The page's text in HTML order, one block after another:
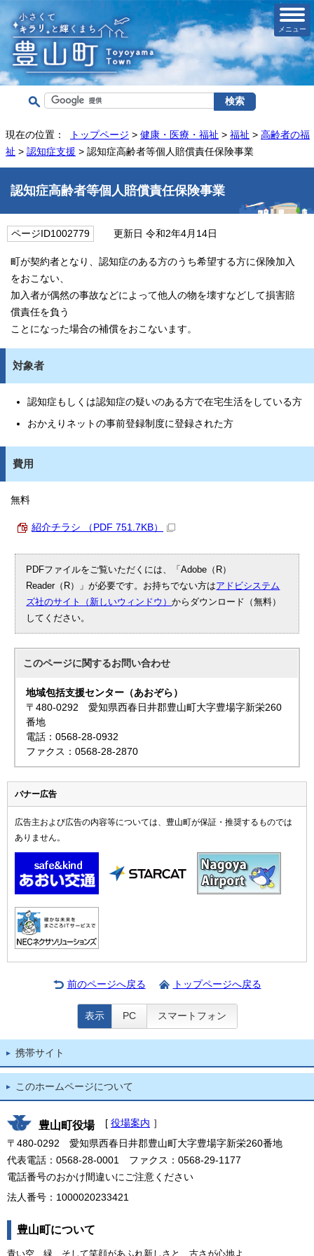
メニュー
現在の位置： トップページ > 健康・医療・福祉 > 福祉 > 高齢者の福
祉 > 認知症支援 > 認知症高齢者等個人賠償責任保険事業
認知症高齢者等個人賠償責任保険事業
ページID1002779 更新日 令和2年4月14日
町が契約者となり、認知症のある方のうち希望する方に保険加入
をおこない、
加入者が偶然の事故などによって他人の物を壊すなどして損害賠
償責任を負う
ことになった場合の補償をおこないます。
対象者
認知症もしくは認知症の疑いのある方で在宅生活をしている方
おかえりネットの事前登録制度に登録された方
費用
無料
紹介チラシ （PDF 751.7KB）
PDFファイルをご覧いただくには、「Adobe（R）
Reader（R）」が必要です。お持ちでない方はアドビシステム
ズ社のサイト（新しいウィンドウ）からダウンロード（無料）
してください。
このページに関するお問い合わせ
地域包括支援センター（あおぞら）
〒480-0292 愛知県西春日井郡豊山町大字豊場字新栄260
番地
電話：0568-28-0932
ファクス：0568-28-2870
バナー広告
広告主および広告の内容等については、豊山町が保証・推奨するものでは
ありません。
前のページへ戻る トップページへ戻る
表示 PC スマートフォン
携帯サイト
このホームページについて
豊山町役場 [ 役場案内 ］
〒480-0292 愛知県西春日井郡豊山町大字豊場字新栄260番地
代表電話：0568-28-0001 ファクス：0568-29-1177
電話番号のおかけ間違いにご注意ください
法人番号：1000020233421
豊山町について
青い空、緑、そして笑顔があふれ新しさと、古さが心地よ